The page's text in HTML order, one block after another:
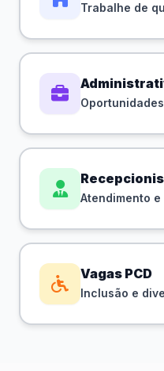
Trabalhe de
Atendimento
Vagas PCD
Inclusão e